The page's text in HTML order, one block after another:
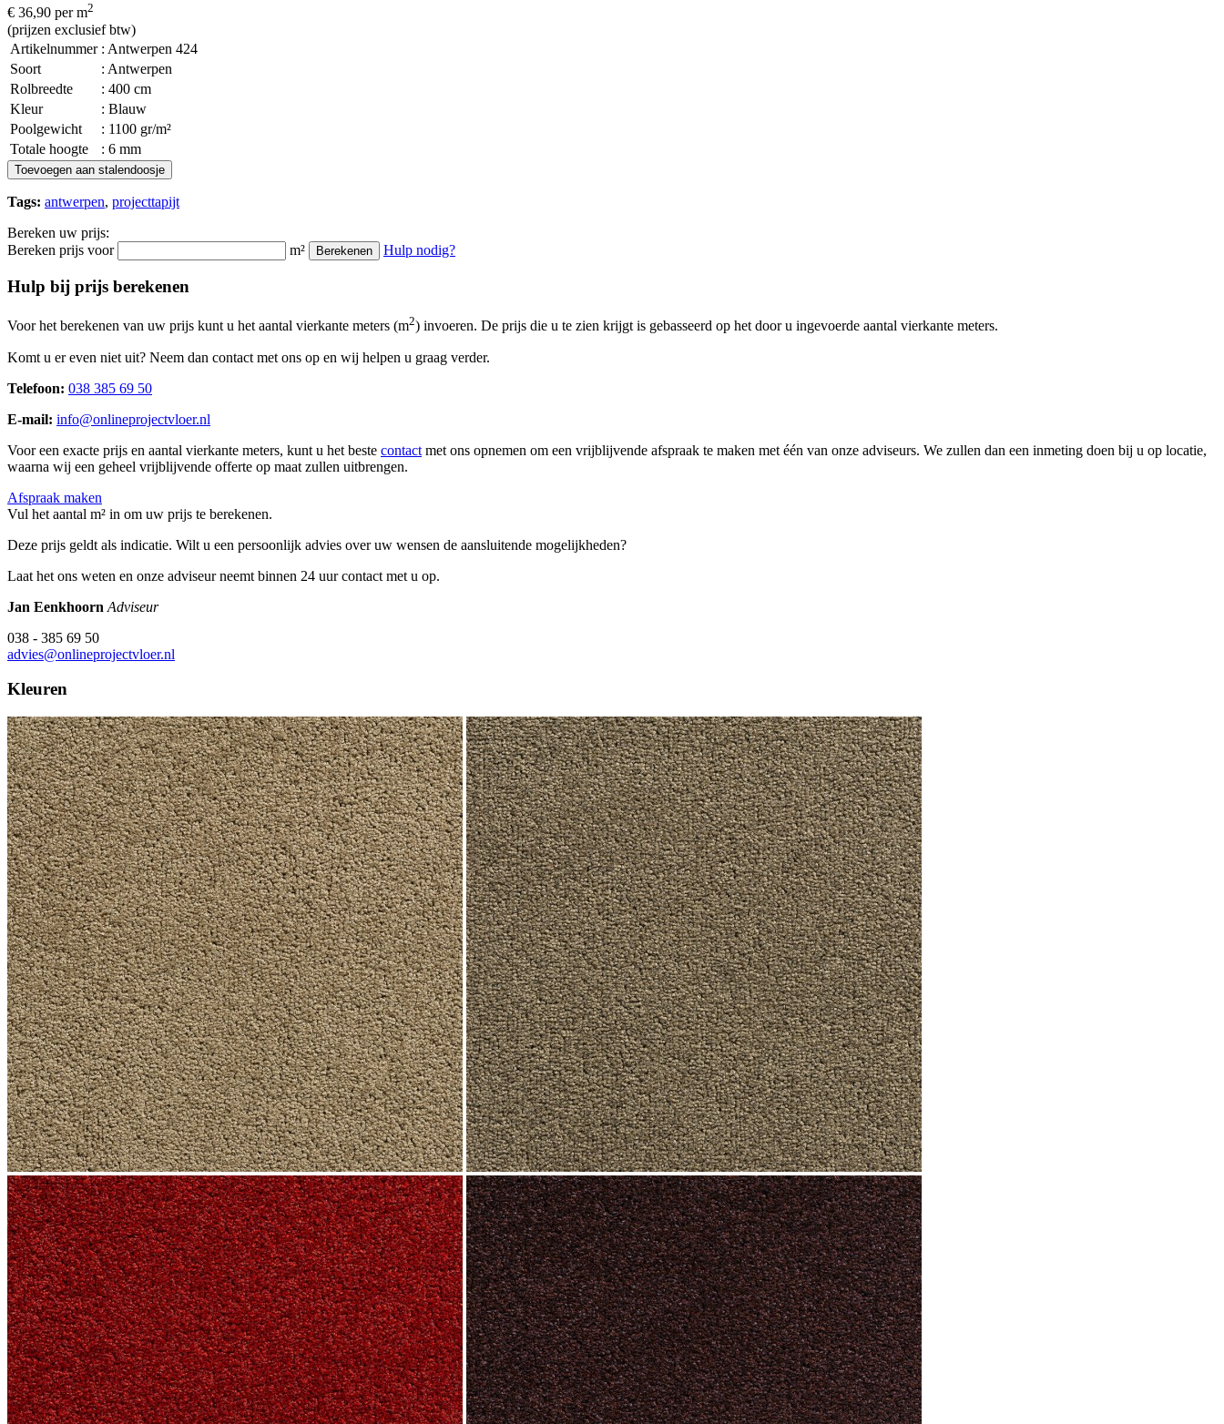
€ 36,90 per m2
(prijzen exclusief btw)
Artikelnummer : Antwerpen 424
Soort
: Antwerpen
Rolbreedte
: 400 cm
Kleur
: Blauw
Poolgewicht
: 1100 gr/m²
Totale hoogte
: 6 mm
Toevoegen aan stalendoosje
Tags: antwerpen, projecttapijt
Bereken uw prijs:
Bereken prijs voor
m² Berekenen Hulp nodig?
Hulp bij prijs berekenen
Voor het berekenen van uw prijs kunt u het aantal vierkante meters (m2) invoeren. De prijs die u te zien krijgt is gebasseerd op het door u ingevoerde aantal vierkante meters.
Komt u er even niet uit? Neem dan contact met ons op en wij helpen u graag verder.
Telefoon: 038 385 69 50
E-mail: info@onlineprojectvloer.nl
Voor een exacte prijs en aantal vierkante meters, kunt u het beste contact met ons opnemen om een vrijblijvende afspraak te maken met één van onze adviseurs. We zullen dan een inmeting doen bij u op locatie,
waarna wij een geheel vrijblijvende offerte op maat zullen uitbrengen.
Afspraak maken
Vul het aantal m² in om uw prijs te berekenen.
Deze prijs geldt als indicatie. Wilt u een persoonlijk advies over uw wensen de aansluitende mogelijkheden?
Laat het ons weten en onze adviseur neemt binnen 24 uur contact met u op.
Jan Eenkhoorn Adviseur
038 - 385 69 50
advies@onlineprojectvloer.nl
Kleuren